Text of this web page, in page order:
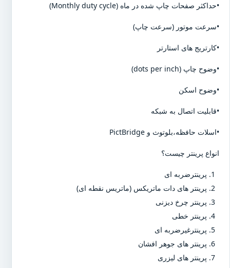
•حداکثر صفحات چاپ شده در ماه (Monthly duty cycle)
•سرعت موتور (سرعت چاپ)
•کارتریج های استارتر
•وضوح چاپ (dots per inch)
•وضوح اسکن
•قابلیت اتصال به شبکه
•اسلات حافظه،بلوتوث و PictBridge
انواع پرینتر چیست؟
پرینترضربه ای
پرینتر های دات ماتریکس (ماتریس نقطه ای)
پرینتر چرخ دیزنی
پرینتر خطی
پرینترغیرضربه ای
پرینتر های جوهر افشان
پرینتر های لیزری